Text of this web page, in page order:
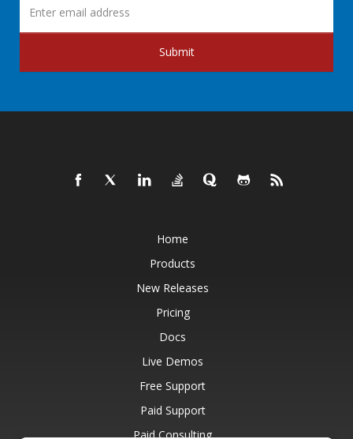
Submit
Home
Products
New Releases
Pricing
Docs
Live Demos
Free Support
Paid Support
Paid Consulting